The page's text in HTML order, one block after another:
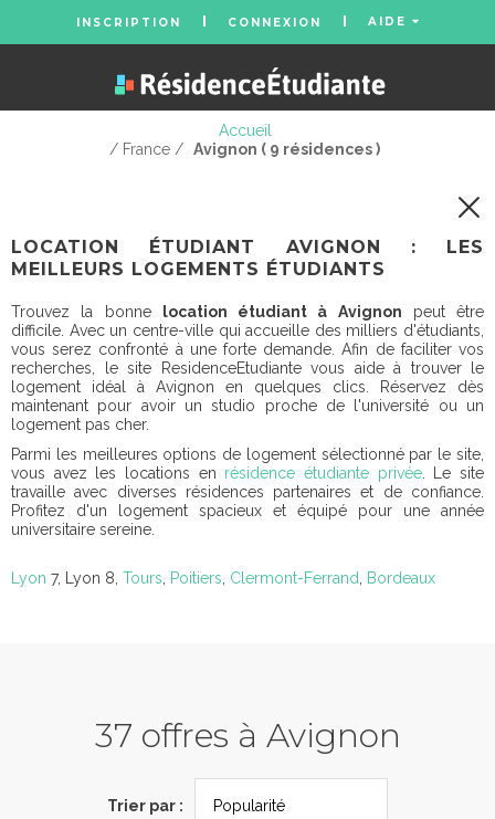
INSCRIPTION CONNEXION AIDE
Accueil
/ France / Avignon ( 9 résidences )
LOCATION ÉTUDIANT AVIGNON : LES
MEILLEURS LOGEMENTS ÉTUDIANTS
Trouvez la bonne location étudiant à Avignon peut être
difficile. Avec un centre-ville qui accueille des milliers d'étudiants,
vous serez confronté à une forte demande. Afin de faciliter vos
recherches, le site ResidenceEtudiante vous aide à trouver le
logement idéal à Avignon en quelques clics. Réservez dès
maintenant pour avoir un studio proche de l'université ou un
logement pas cher.
Parmi les meilleures options de logement sélectionné par le site,
vous avez les locations en résidence étudiante privée. Le site
travaille avec diverses résidences partenaires et de confiance.
Profitez d'un logement spacieux et équipé pour une année
universitaire sereine.
Lyon 7, Lyon 8, Tours Poitiers Clermont-Ferrand Bordeaux
37 offres à Avignon
Trier par :